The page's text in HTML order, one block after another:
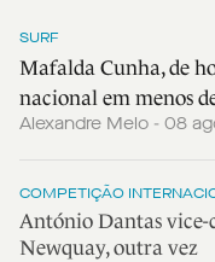
SURF
Mafalda Cunha, de
nacional em menos
Alexandre Melo - 08
COMPETIÇÃO
António Dantas vice-
Newquay, outra vez